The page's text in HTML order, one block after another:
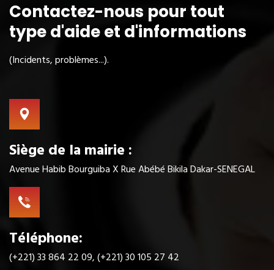
Contactez-nous pour tout
typed'aide et d'informations
(Incidents, problèmes...).
Siège de la mairie :
Avenue Habib Bourguiba X Rue Abébé Bikila Dakar-SENEGAL
Téléphone:
(+221) 33 864 22 09, (+221) 30 105 27 42